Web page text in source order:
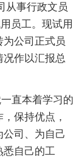
事行政文员
员工。现试用
公司正式员
况作以汇报总
直本着学习的
保持优点，
司、为自己
悉自己的工